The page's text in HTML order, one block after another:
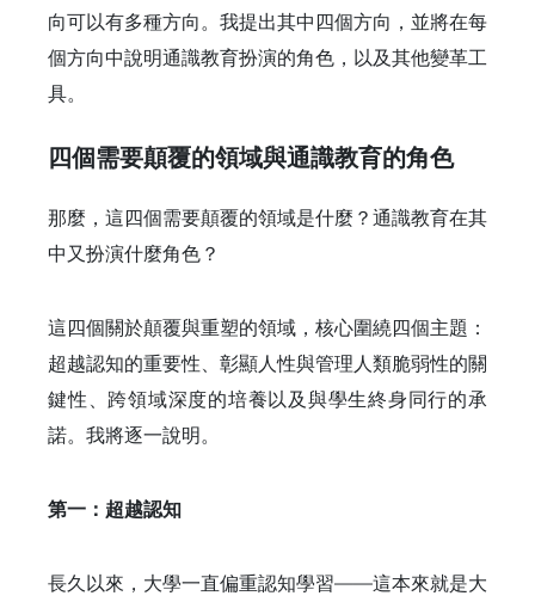
向可以有多種方向。我提出其中四個方向，並將在每
個方向中說明通識教育扮演的角色，以及其他變革工
具。
四個需要顛覆的領域與通識教育的角色
那麼，這四個需要顛覆的領域是什麼？通識教育在其
中又扮演什麼角色？
這四個關於顛覆與重塑的領域，核心圍繞四個主題：
超越認知的重要性、彰顯人性與管理人類脆弱性的關
鍵性、跨領域深度的培養以及與學生終身同行的承
諾。我將逐一說明。
第一：超越認知
長久以來，大學一直偏重認知學習——這本來就是大